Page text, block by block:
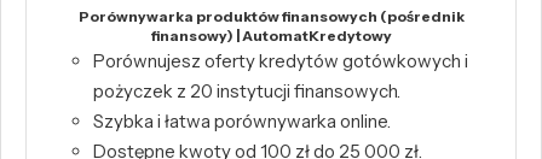
Porównywarka produktów finansowych (pośrednik
finansowy) | AutomatKredytowy
Porównujesz oferty kredytów gotówkowych i
pożyczek z 20 instytucji finansowych.
Szybka i łatwa porównywarka online.
Dostępne kwoty od 100 zł do 25 000 zł.